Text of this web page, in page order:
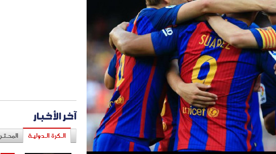
آخر الأخبار
الـكرة الـدوليـة